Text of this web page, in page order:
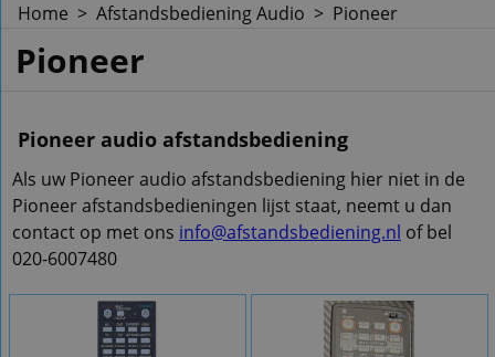
Home > Afstandsbediening Audio > Pioneer
Pioneer
Pioneer audio afstandsbediening
Als uw Pioneer audio afstandsbediening hier niet in de
Pioneer afstandsbedieningen lijst staat, neemt u dan
contact op met ons info@afstandsbediening.nl of bel
020-6007480